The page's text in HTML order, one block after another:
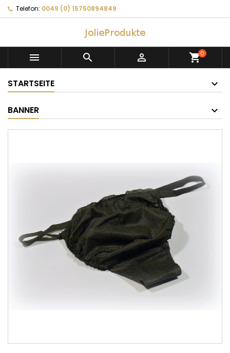
Telefon: 0049 (0) 15750894849
   shopping_cart0
STARTSEITE
BANNER